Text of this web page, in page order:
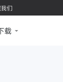
们
载